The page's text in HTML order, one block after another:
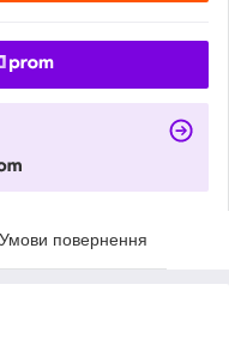
Умови повернення